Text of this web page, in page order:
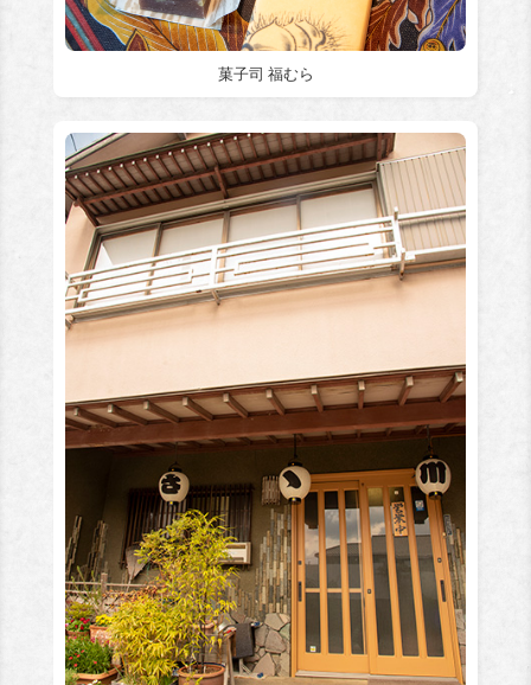
菓子司 福むら